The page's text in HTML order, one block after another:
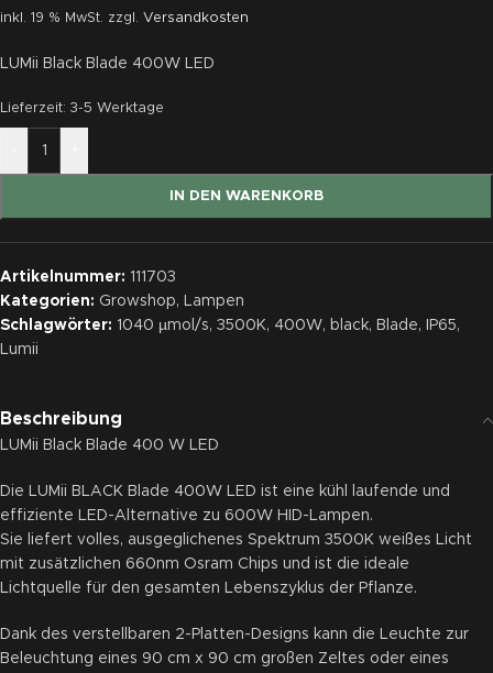
inkl. 19 % MwSt. zzgl. Versandkosten
LUMii Black Blade 400W LED
Lieferzeit: 3-5 Werktage
IN DEN WARENKORB
Artikelnummer: 111703
Kategorien: Growshop,
Lampen
Schlagwörter: 1040 µmol/s, 3500K, 400W, black, Blade, IP65,
Lumii
Beschreibung
LUMii Black Blade 400 W LED
Die LUMii BLACK Blade 400W LED ist eine kühl laufende und
effiziente LED-Alternative zu 600W HID-Lampen.
Sie liefert volles, ausgeglichenes Spektrum 3500K weißes Licht
mit zusätzlichen 660nm Osram Chips und ist die ideale
Lichtquelle für den gesamten Lebenszyklus der Pflanze.
Dank des verstellbaren 2-Platten-Designs kann die Leuchte zur
Beleuchtung eines 90 cm x 90 cm großen Zeltes oder eines